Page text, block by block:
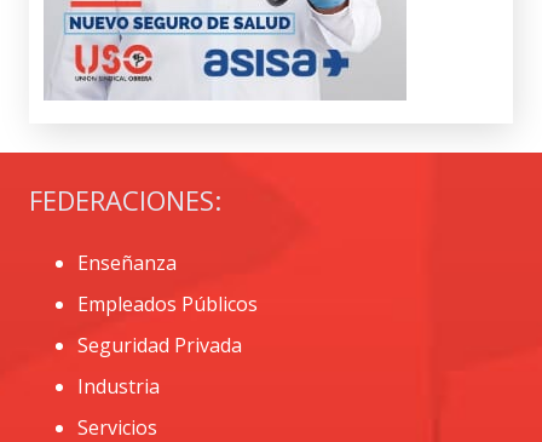
FEDERACIONES:
Enseñanza
Empleados Públicos
Seguridad Privada
Industria
Servicios